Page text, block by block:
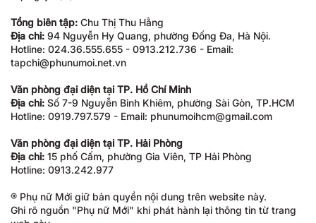
Tổng biên tập: Chu Thị Thu Hằng
Địa chỉ: 94 Nguyễn Hy Quang, phường Đống Đa, Hà Nội.
Hotline: 024.36.555.655 - 0913.212.736 - Email:
tapchi@phunumoi.net.vn
Văn phòng đại diện tại TP. Hồ Chí Minh
Địa chỉ: Số 7-9 Nguyễn Bỉnh Khiêm, phường Sài Gòn, TP.HCM
Hotline: 0919.797.579 - Email: phunumoihcm@gmail.com
Văn phòng đại diện tại TP. Hải Phòng
Địa chỉ: 15 phố Cấm, phường Gia Viên, TP Hải Phòng
Hotline: 0913.242.977
® Phụ nữ Mới giữ bản quyền nội dung trên website này.
Ghi rõ nguồn "Phụ nữ Mới" khi phát hành lại thông tin từ trang